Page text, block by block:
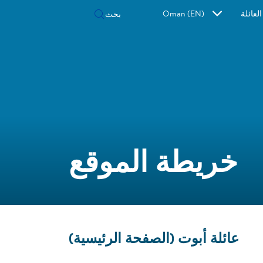
Oman (EN)
خريطة الموقع
عائلة أبوت (الصفحة الرئيسية)